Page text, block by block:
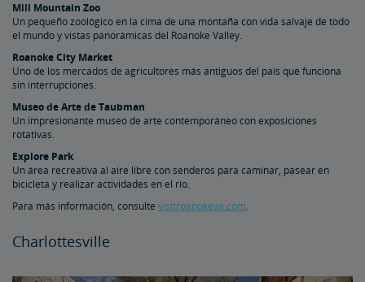
Mill Mountain Zoo
Un pequeño zoológico en la cima de una montaña con vida salvaje de todo
el mundo y vistas panorámicas del Roanoke Valley.
Roanoke City Market
Uno de los mercados de agricultores más antiguos del país que funciona
sin interrupciones.
Museo de Arte de Taubman
Un impresionante museo de arte contemporáneo con exposiciones
rotativas.
Explore Park
Un área recreativa al aire libre con senderos para caminar, pasear en
bicicleta y realizar actividades en el río.
Para más información, consulte visitroanokeva.com.
Charlottesville